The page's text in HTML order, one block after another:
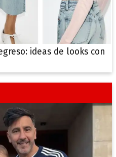
ideas de looks con